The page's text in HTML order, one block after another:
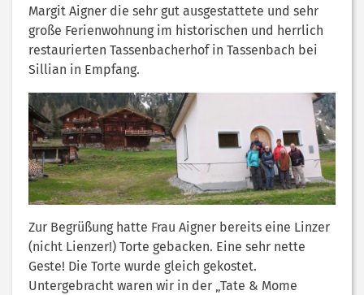
Margit Aigner die sehr gut ausgestattete und sehr
große Ferienwohnung im historischen und herrlich
restaurierten Tassenbacherhof in Tassenbach bei
Sillian in Empfang.
Zur Begrüßung hatte Frau Aigner bereits eine Linzer
(nicht Lienzer!) Torte gebacken. Eine sehr nette
Geste! Die Torte wurde gleich gekostet.
Untergebracht waren wir in der „Tate & Mome